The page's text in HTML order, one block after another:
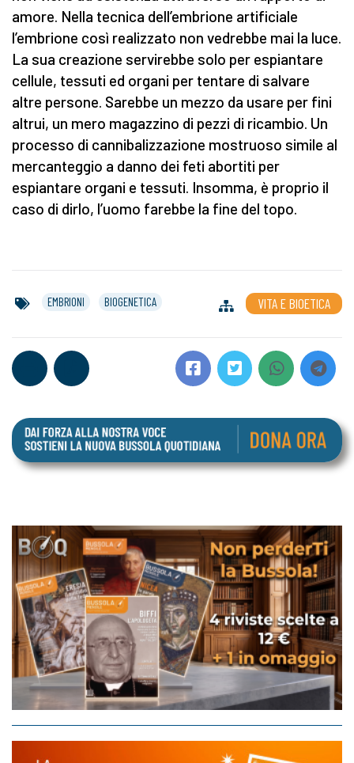
amore. Nella tecnica dell’embrione artificiale
l’embrione così realizzato non vedrebbe mai la luce.
La sua creazione servirebbe solo per espiantare
cellule, tessuti ed organi per tentare di salvare
altre persone. Sarebbe un mezzo da usare per fini
altrui, un mero magazzino di pezzi di ricambio. Un
processo di cannibalizzazione mostruoso simile al
mercanteggio a danno dei feti abortiti per
espiantare organi e tessuti. Insomma, è proprio il
caso di dirlo, l’uomo farebbe la fine del topo.
EMBRIONI BIOGENETICA VITA E BIOETICA